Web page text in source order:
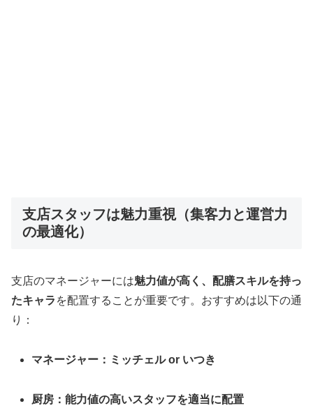
支店スタッフは魅力重視（集客力と運営力
の最適化）
支店のマネージャーには魅力値が高く、配膳スキルを持っ
たキャラ を配置することが重要です。おすすめは以下の通
り：
マネージャー：ミッチェル or いつき
厨房：能力値の高いスタッフを適当に配置